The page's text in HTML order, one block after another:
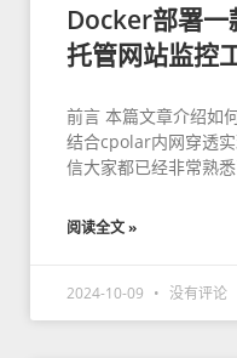
Docker部署一
托管网站监控
前言 本篇文章介绍如
结合cpolar内网穿透
信大家都已经非常熟
阅读全文 »
2024-10-09 没有评论